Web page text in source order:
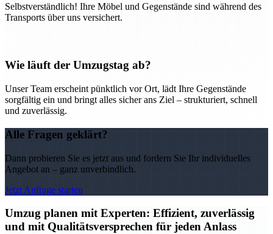
Selbstverständlich! Ihre Möbel und Gegenstände sind während des
Transports über uns versichert.
Wie läuft der Umzugstag ab?
Unser Team erscheint pünktlich vor Ort, lädt Ihre Gegenstände
sorgfältig ein und bringt alles sicher ans Ziel – strukturiert, schnell
und zuverlässig.
Alle Fragen geklärt?
Dann probieren Sie es jetzt aus und fordern Sie Ihr individuelles
Angebot an – ganz unverbindlich.
Jetzt Anfrage starten
Umzug planen mit Experten: Effizient, zuverlässig
und mit Qualitätsversprechen für jeden Anlass